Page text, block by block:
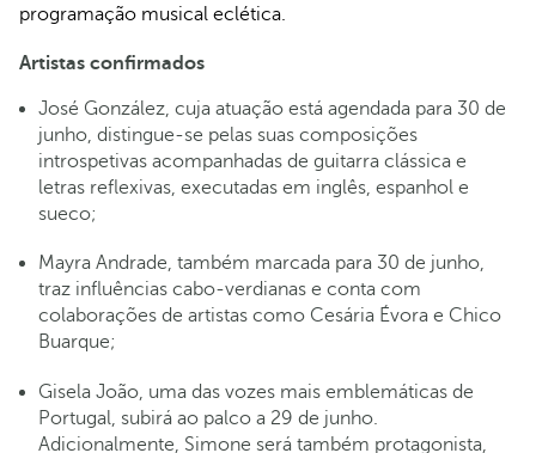
programação musical eclética.
Artistas confirmados
José González, cuja atuação está agendada para 30 de
junho, distingue-se pelas suas composições
introspetivas acompanhadas de guitarra clássica e
letras reflexivas, executadas em inglês, espanhol e
sueco;
Mayra Andrade, também marcada para 30 de junho,
traz influências cabo-verdianas e conta com
colaborações de artistas como Cesária Évora e Chico
Buarque;
Gisela João, uma das vozes mais emblemáticas de
Portugal, subirá ao palco a 29 de junho.
Adicionalmente, Simone será também protagonista,